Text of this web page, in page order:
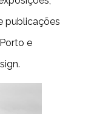
publicações
e